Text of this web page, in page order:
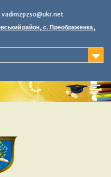
vadimzpzso@ukr.net
район, с. Преображенка,